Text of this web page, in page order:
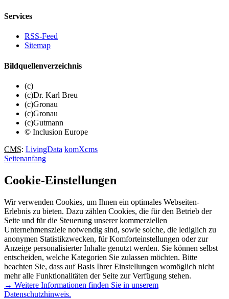
Services
RSS-Feed
Sitemap
Bildquellenverzeichnis
(c)
(c)Dr. Karl Breu
(c)Gronau
(c)Gronau
(c)Gutmann
© Inclusion Europe
CMS: LivingData komXcms
Seitenanfang
Cookie-Einstellungen
Wir verwenden Cookies, um Ihnen ein optimales Webseiten-
Erlebnis zu bieten. Dazu zählen Cookies, die für den Betrieb der
Seite und für die Steuerung unserer kommerziellen
Unternehmensziele notwendig sind, sowie solche, die lediglich zu
anonymen Statistikzwecken, für Komforteinstellungen oder zur
Anzeige personalisierter Inhalte genutzt werden. Sie können selbst
entscheiden, welche Kategorien Sie zulassen möchten. Bitte
beachten Sie, dass auf Basis Ihrer Einstellungen womöglich nicht
mehr alle Funktionalitäten der Seite zur Verfügung stehen.
→ Weitere Informationen finden Sie in unserem
Datenschutzhinweis.